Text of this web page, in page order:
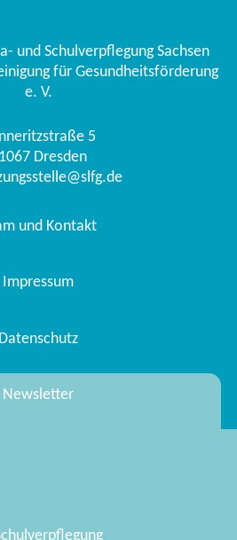
und Schulverpflegung Sachsen
für Gesundheitsförderung
e. V.
5
Dresden
und Kontakt
Impressum
Datenschutz
Newsletter